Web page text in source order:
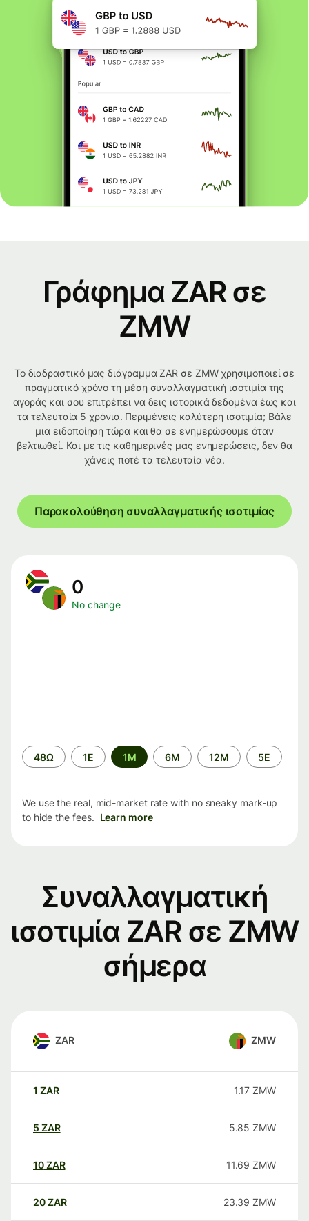
Γράφημα ZAR σε
ZMW
Το διαδραστικό μας διάγραμμα ZAR σε ZMW χρησιμοποιεί σε
πραγματικό χρόνο τη μέση συναλλαγματική ισοτιμία της
αγοράς και σου επιτρέπει να δεις ιστορικά δεδομένα έως και
τα τελευταία 5 χρόνια. Περιμένεις καλύτερη ισοτιμία; Βάλε
μια ειδοποίηση τώρα και θα σε ενημερώσουμε όταν
βελτιωθεί. Και με τις καθημερινές μας ενημερώσεις, δεν θα
χάνεις ποτέ τα τελευταία νέα.
Παρακολούθηση συναλλαγματικής ισοτιμίας
0
No change
Time
period
48Ω 1Ε 1M 6M 12M 5Ε
We use the real, mid-market rate with no sneaky mark-up
to hide the fees. Learn more
Συναλλαγματική
ισοτιμία ZAR σε ZMW
σήμερα
ZAR ZMW
1 ZAR 1.17 ZMW
5 ZAR 5.85 ZMW
10ZAR 11.69 ZMW
20ZAR 23.39 ZMW